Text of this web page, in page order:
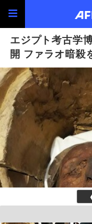
エジプト考古学
開 ファラオ暗殺